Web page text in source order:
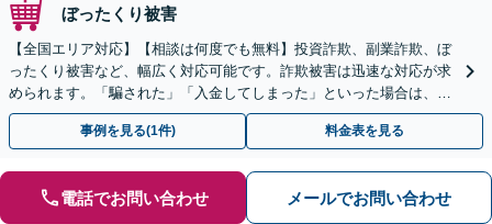
ぼったくり被害
【全国エリア対応】【相談は何度でも無料】投資詐欺、副業詐欺、ぼ
ったくり被害など、幅広く対応可能です。詐欺被害は迅速な対応が求
められます。「騙された」「入金してしまった」といった場合は、お
早めにご相談ください。【電話・メール・WEB相談可】
事例を見る(1件) 料金表を見る
電話でお問い合わせ メールでお問い合わせ